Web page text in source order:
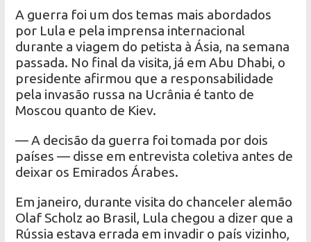
A guerra foi um dos temas mais abordados
por Lula e pela imprensa internacional
durante a viagem do petista à Ásia, na semana
passada. No final da visita, já em Abu Dhabi, o
presidente afirmou que a responsabilidade
pela invasão russa na Ucrânia é tanto de
Moscou quanto de Kiev.
— A decisão da guerra foi tomada por dois
países — disse em entrevista coletiva antes de
deixar os Emirados Árabes.
Em janeiro, durante visita do chanceler alemão
Olaf Scholz ao Brasil, Lula chegou a dizer que a
Rússia estava errada em invadir o país vizinho,